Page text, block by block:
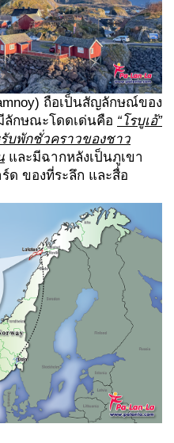
ถือเป็นสัญลักษณ์ของ
ลักษณะโดดเด่นคือ “โรบูเอ้”
บพักชั่วคราวของชาว
และมีฉากหลังเป็นภูเขา
ด ของที่ระลึก และสื่อ